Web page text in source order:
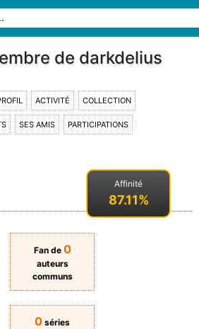
de darkdelius
ACTIVITÉ COLLECTION
SES AMIS PARTICIPATIONS
Affinité
87.11%
Fan de 0
auteurs
communs
0 séries